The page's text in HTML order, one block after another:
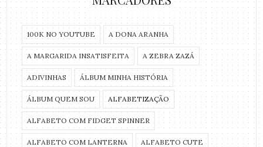
100K NO YOUTUBE A DONA ARANHA
A MARGARIDA INSATISFEITA A ZEBRA ZAZÁ
ADIVINHAS ÁLBUM MINHA HISTÓRIA
ÁLBUM QUEM SOU ALFABETIZAÇÃO
ALFABETO COM FIDGET SPINNER
ALFABETO COM LANTERNA ALFABETO CUTE